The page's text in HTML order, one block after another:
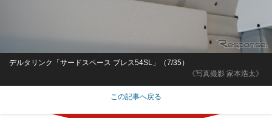
《写真撮影 家本浩太》
デルタリンク「サードスペース ブレス54SL」（7/35）
この記事へ戻る